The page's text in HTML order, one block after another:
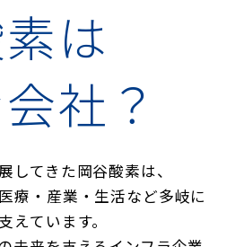
は
社？
してきた岡谷酸素は、
療・産業・生活など多岐に
えています。